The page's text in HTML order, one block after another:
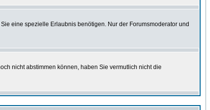
eine spezielle Erlaubnis benötigen. Nur der Forumsmoderator und
nicht abstimmen können, haben Sie vermutlich nicht die